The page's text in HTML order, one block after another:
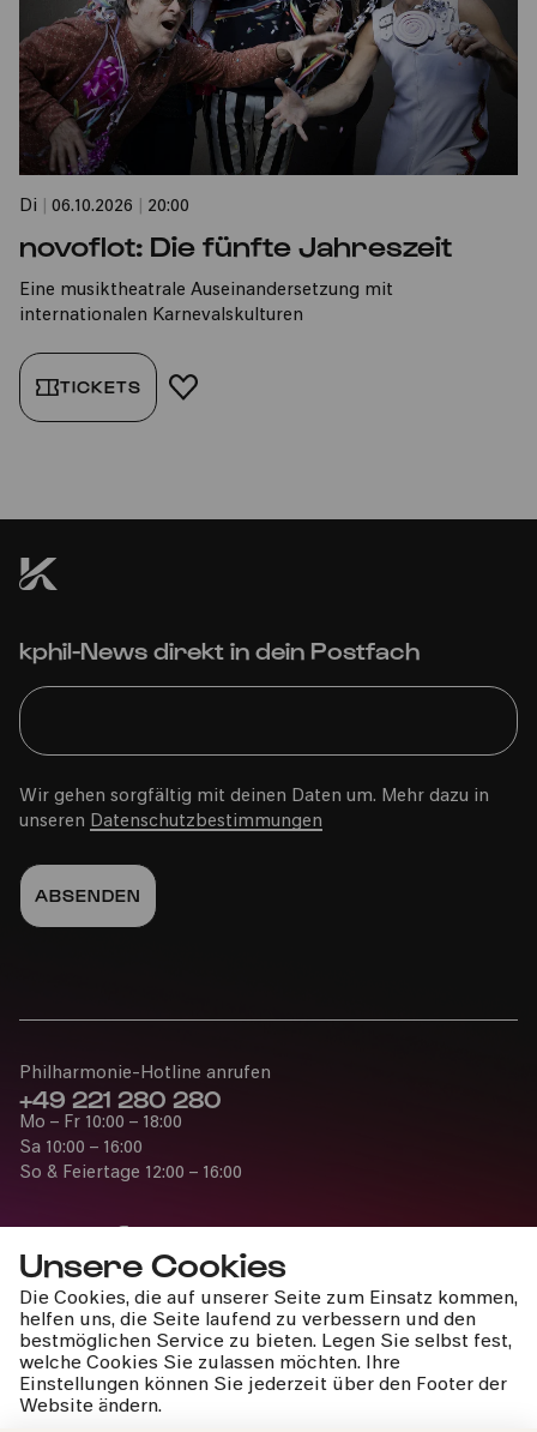
Unsere Cookies
Die Cookies, die auf unserer Seite zum Einsatz kommen,
helfen uns, die Seite laufend zu verbessern und den
bestmöglichen Service zu bieten. Legen Sie selbst fest,
welche Cookies Sie zulassen möchten. Ihre
Einstellungen können Sie jederzeit über den Footer der
Website ändern.
Di 06.10.2026 20:00
novoflot: Die fünfte Jahreszeit
Eine musiktheatrale Auseinandersetzung mit
internationalen Karnevalskulturen
TICKETS FAVORIT HINZUFÜGEN
kphil-News direkt in dein Postfach
Wir gehen sorgfältig mit deinen Daten um. Mehr dazu in
unseren Datenschutzbestimmungen
Presse
Jobs
News
Kontakt
Widerruf einreichen
Philharmonie-Hotline anrufen
+49 221 280 280
Mo – Fr 10:00 – 18:00
Sa 10:00 – 16:00
So & Feiertage 12:00 – 16:00